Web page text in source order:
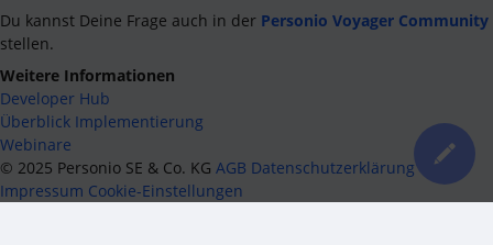
Du kannst Deine Frage auch in der Personio Voyager Community
stellen.
Weitere Informationen
Developer Hub
Überblick Implementierung
Webinare
© 2025 Personio SE & Co. KG AGB Datenschutzerklärung
Impressum Cookie-Einstellungen